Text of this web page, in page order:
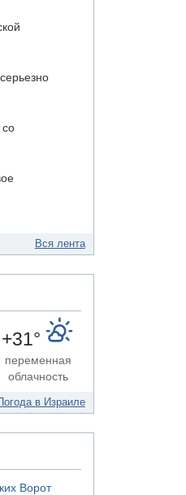
забор и
Вся лента
+31°
переменная
облачность
в Израиле
Ворот